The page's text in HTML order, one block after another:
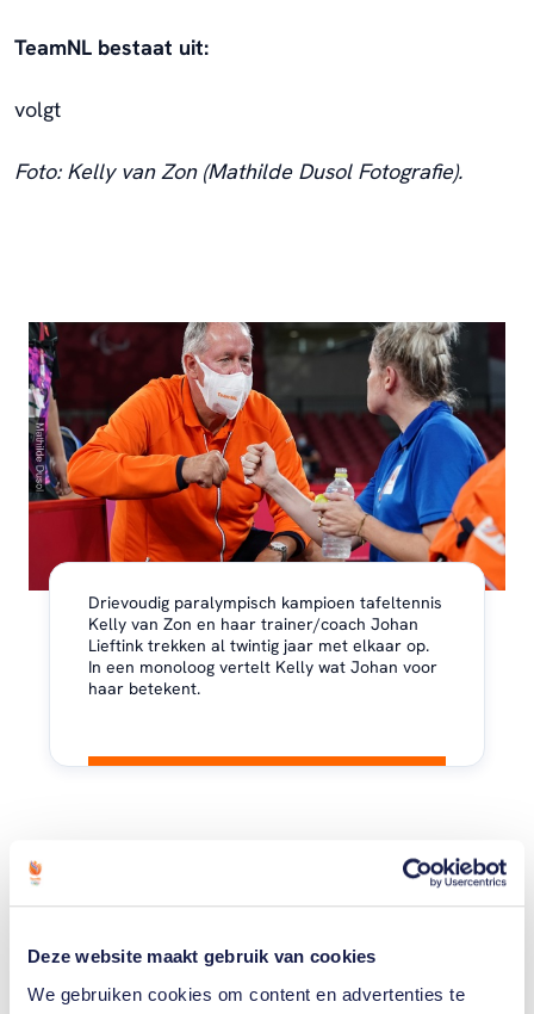
Deze website maakt gebruik van cookies
We gebruiken cookies om content en advertenties te
TeamNL bestaat uit:
volgt
Foto: Kelly van Zon (Mathilde Dusol Fotografie).
Drievoudig paralympisch kampioen tafeltennis
Kelly van Zon en haar trainer/coach Johan
Lieftink trekken al twintig jaar met elkaar op.
In een monoloog vertelt Kelly wat Johan voor
haar betekent.